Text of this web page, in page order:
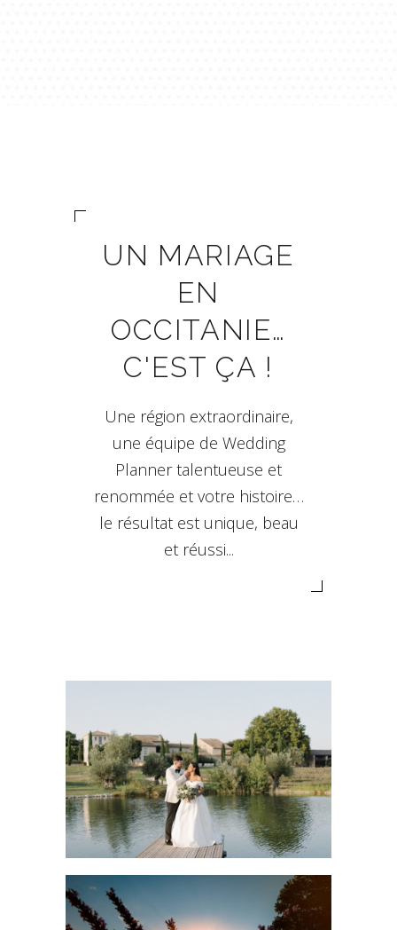
UN MARIAGE
EN
OCCITANIE…
C'EST ÇA !
Une région extraordinaire,
une équipe de Wedding
Planner talentueuse et
renommée et votre histoire…
le résultat est unique, beau
et réussi...
MARIAGE EN PROVENCE
Décoration Occitane
Mariage
Occitane Wedding Planner